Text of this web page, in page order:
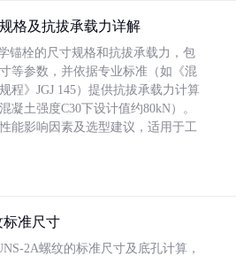
格及抗拔承载力详解
锚栓的尺寸规格和抗拔承载力，包
等参数，并依据专业标准（如《混
程》JGJ 145）提供抗拔承载力计算
凝土强度C30下设计值约80kN）。
能影响因素及选型建议，适用于工
标准尺寸
2A螺纹的标准尺寸及底孔计算，